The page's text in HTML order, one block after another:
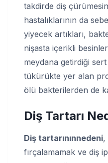
takdirde diş
hastalıklarının da
yiyecek artıkları,
nişasta içerikli
meydana getirdiği sert
tükürükte yer alan
ölü bakterilerden de
Diş Tartarı
Diş tartarınınnedeni,
fırçalamamak ve diş